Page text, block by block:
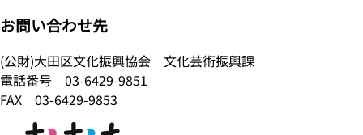
お問い合わせ先
(公財)大田区文化振興協会 文化芸術振興課
電話番号 03-6429-9851
FAX 03-6429-9853